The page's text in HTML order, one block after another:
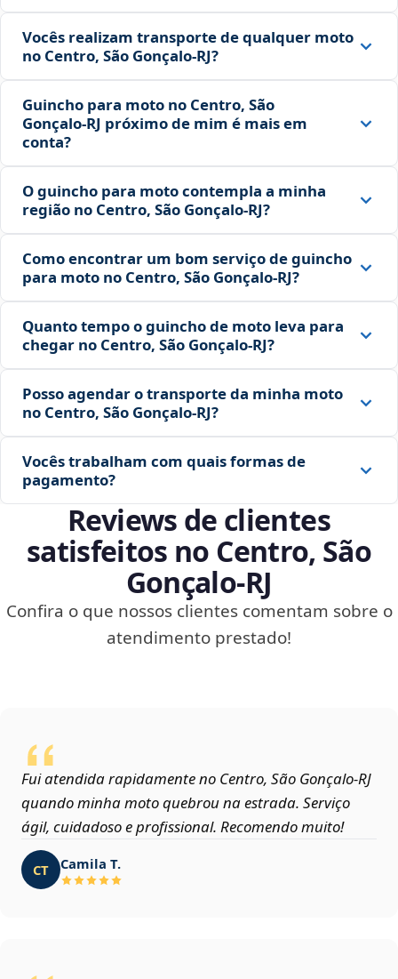
Vocês realizam transporte de qualquer moto
no Centro, São Gonçalo‑RJ?
Guincho para moto no Centro, São
Gonçalo‑RJ próximo de mim é mais em
conta?
O guincho para moto contempla a minha
região no Centro, São Gonçalo‑RJ?
Como encontrar um bom serviço de guincho
para moto no Centro, São Gonçalo‑RJ?
Quanto tempo o guincho de moto leva para
chegar no Centro, São Gonçalo‑RJ?
Posso agendar o transporte da minha moto
no Centro, São Gonçalo‑RJ?
Vocês trabalham com quais formas de
pagamento?
Reviews de clientes
satisfeitos no Centro, São
Gonçalo‑RJ
Confira o que nossos clientes comentam sobre o
atendimento prestado!
Fui atendida rapidamente no Centro, São Gonçalo‑RJ
quando minha moto quebrou na estrada. Serviço
ágil, cuidadoso e profissional. Recomendo muito!
CT Camila T.